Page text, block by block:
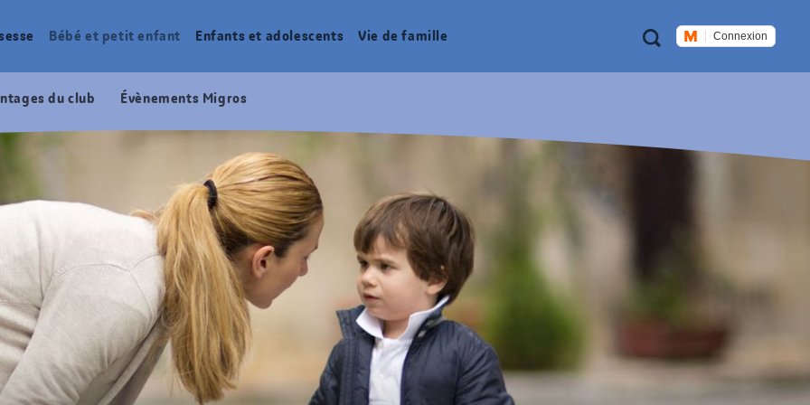
Métanavigation
RechercheConnexion
Bébé et petit enfant Enfants et adolescents Vie de famille
du club Évènements Migros